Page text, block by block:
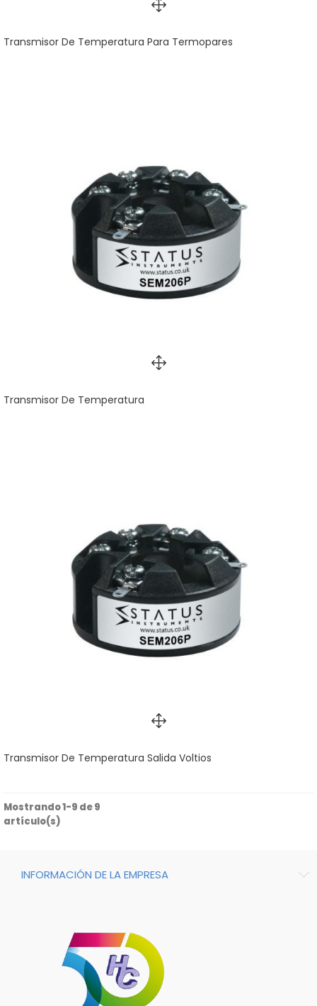
Transmisor De Temperatura Para Termopares
Transmisor De Temperatura
Transmisor De Temperatura Salida Voltios
Mostrando 1-9 de 9
artículo(s)
INFORMACIÓN DE LA EMPRESA